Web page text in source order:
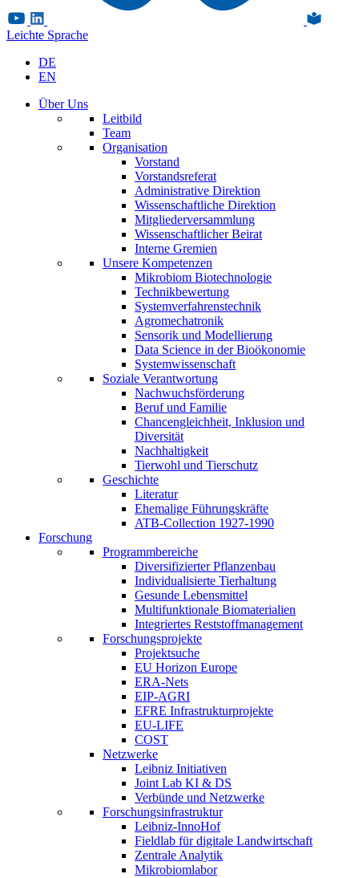
Leichte Sprache
DE
EN
Über Uns
Leitbild
Team
Organisation
Vorstand
Vorstandsreferat
Administrative Direktion
Wissenschaftliche Direktion
Mitgliederversammlung
Wissenschaftlicher Beirat
Interne Gremien
Unsere Kompetenzen
Mikrobiom Biotechnologie
Technikbewertung
Systemverfahrenstechnik
Agromechatronik
Sensorik und Modellierung
Data Science in der Bioökonomie
Systemwissenschaft
Soziale Verantwortung
Nachwuchsförderung
Beruf und Familie
Chancengleichheit, Inklusion und
Diversität
Nachhaltigkeit
Tierwohl und Tierschutz
Geschichte
Literatur
Ehemalige Führungskräfte
ATB-Collection 1927-1990
Forschung
Programmbereiche
Diversifizierter Pflanzenbau
Individualisierte Tierhaltung
Gesunde Lebensmittel
Multifunktionale Biomaterialien
Integriertes Reststoffmanagement
Forschungsprojekte
Projektsuche
EU Horizon Europe
ERA-Nets
EIP-AGRI
EFRE Infrastrukturprojekte
EU-LIFE
COST
Netzwerke
Leibniz Initiativen
Joint Lab KI & DS
Verbünde und Netzwerke
Forschungsinfrastruktur
Leibniz-InnoHof
Fieldlab für digitale Landwirtschaft
Zentrale Analytik
Mikrobiomlabor